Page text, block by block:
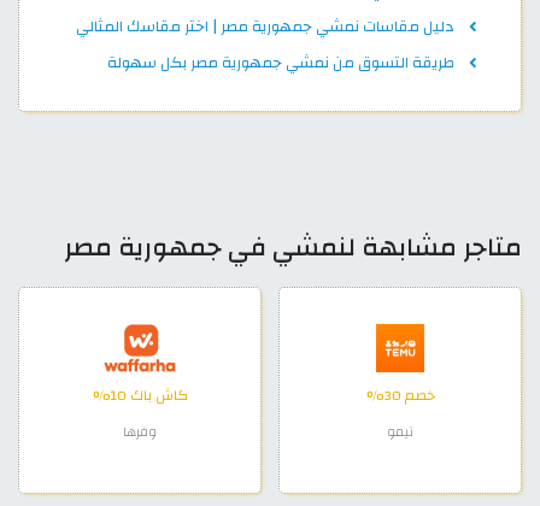
دليل مقاسات نمشي جمهورية مصر | اختر مقاسك المثالي
طريقة التسوق من نمشي جمهورية مصر بكل سهولة
متاجر مشابهة لنمشي في جمهورية مصر
خصم 30%
تيمو
كاش باك 10%
وفرها